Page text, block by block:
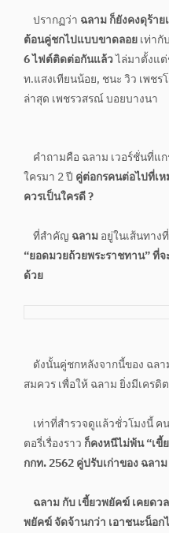
ปรากฏว่า ฉลาม ก็ยังคงดุร้า
ต้อนคู่ชกไปแบบขาดลอยเท่า
6 ไฟต์ติดต่อกันแล้วไล่มาตั้งแ
ท.แสงเทียนน้อย, ชนะ วิว เพชร
ล่าสุด เพชรวสรณ์ บอยบางนา
คำถามคือ ฉลาม เวอร์ชั่นที่แ
ใครมา 2 ปี คู่ต่อกรคนต่อไปที่เ
ควรเป็นใครดี ?
ที่สำคัญ ฉลามอยู่ในเส้นทาง
“ยอดมวยถ้วยพระราชทาน” ที่
ด้วย
ดังนั้นคู่ชกหลังจากนี้ของ ฉล
สมควร เพื่อให้ ฉลาม ยิ่งมีเคร
เท่าที่สำรวจดูแล้วชั่วโมงนี้ ค
ตอรี่เรื่องราว ก็คงหนีไม่พ้น “เขี้
กกท. 2562 คู่ปรับเก่าของ ฉลาม
ฉลาม กับ เขี้ยวพยัคฆ์ เคยดว
พยัคฆ์ จัดจ้านกว่า เอาชนะน็อก